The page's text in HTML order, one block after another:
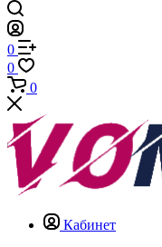
0
0
0
Кабинет